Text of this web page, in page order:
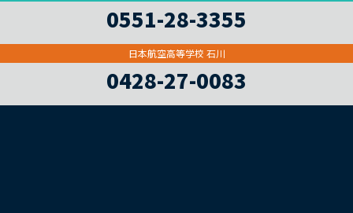
0551-28-3355
日本航空高等学校 石川
0428-27-0083